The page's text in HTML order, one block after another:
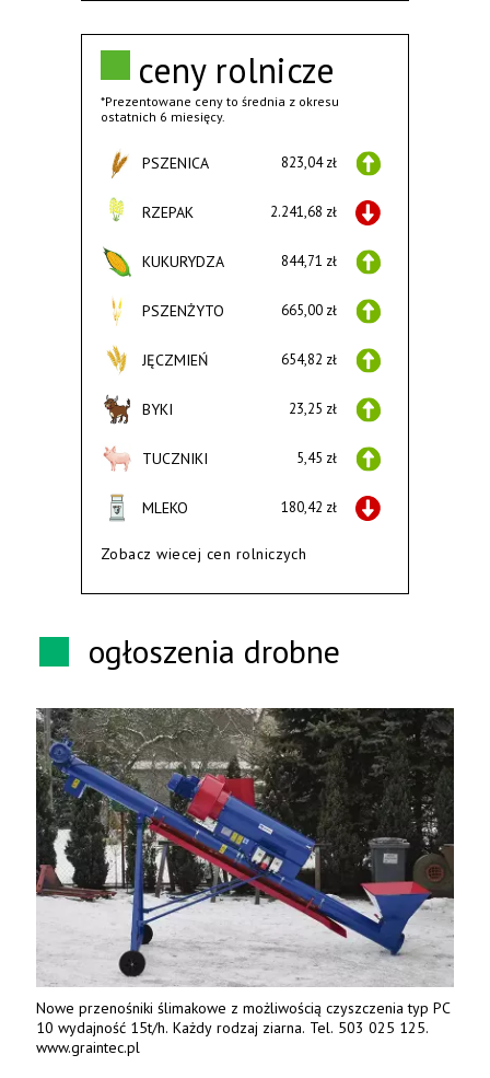
ceny rolnicze
*Prezentowane ceny to średnia z okresu
ostatnich 6 miesięcy.
PSZENICA 823,04 zł
RZEPAK 2.241,68 zł
KUKURYDZA 844,71 zł
PSZENŻYTO 665,00 zł
JĘCZMIEŃ 654,82 zł
BYKI 23,25 zł
TUCZNIKI 5,45 zł
MLEKO 180,42 zł
Zobacz wiecej cen rolniczych
ogłoszenia drobne
Nowe przenośniki ślimakowe z możliwością czyszczenia typ PC
10 wydajność 15t/h. Każdy rodzaj ziarna. Tel. 503 025 125.
www.graintec.pl